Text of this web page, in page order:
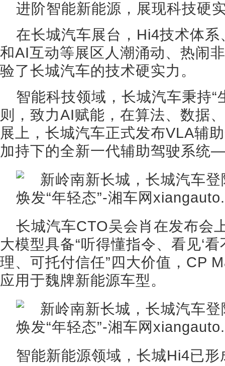
进阶智能新能源，展现科技硬
在长城汽车展台，Hi4技术体
和AI互动等展区人潮涌动、热闹
验了长城汽车的技术硬实力。
智能科技领域，长城汽车秉持“
则，致力AI赋能，在算法、数据
展上，长城汽车正式发布VLA辅
加持下的全新一代辅助驾驶系
长城汽车CTO吴会肖在发布会
大模型具备“听得懂指令、看见‘
理、可托付信任”四大价值，CP
应用于魏牌新能源车型。
智能新能源领域，长城Hi4已